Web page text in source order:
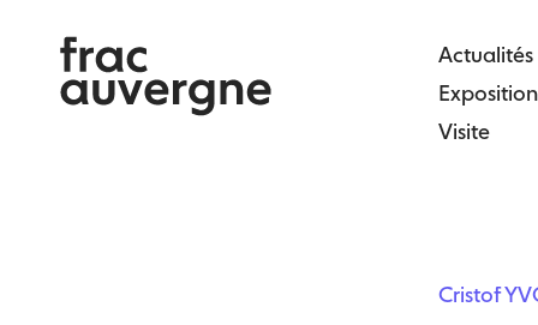
content
Actualités
Visite
Cristof